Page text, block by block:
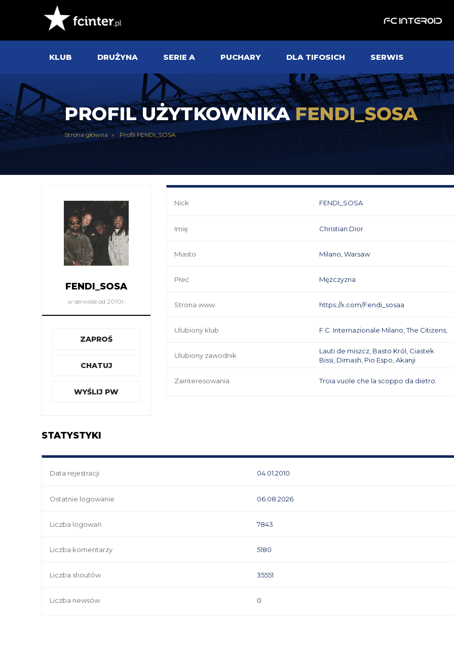
KLUB DRUŻYNA SERIE A PUCHARY DLA TIFOSICH SERWIS
PROFIL UŻYTKOWNIKAFENDI_SOSA
Strona główna Profil FENDI_SOSA
FENDI_SOSA
w serwisie od 2010r.
ZAPROŚ
CHATUJ
WYŚLIJ PW
Nick FENDI_SOSA
Imię Christian Dior
Miasto Milano, Warsaw
Płeć Mężczyzna
Strona www https://x.com/Fendi_sosaa
Ulubiony klub F.C. Internazionale Milano, The Citizens,
Ulubiony zawodnik
Lauti de miszcz, Basto Król, Ciastek
Bissi, Dimash, Pio Espo, Akanji
Zainteresowania Troia vuole che la scoppo da dietro.
STATYSTYKI
Data rejestracji 04.01.2010
Ostatnie logowanie 06.08.2026
Liczba logowań 7843
Liczba komentarzy 5180
Liczba shoutów 35551
Liczba newsów 0